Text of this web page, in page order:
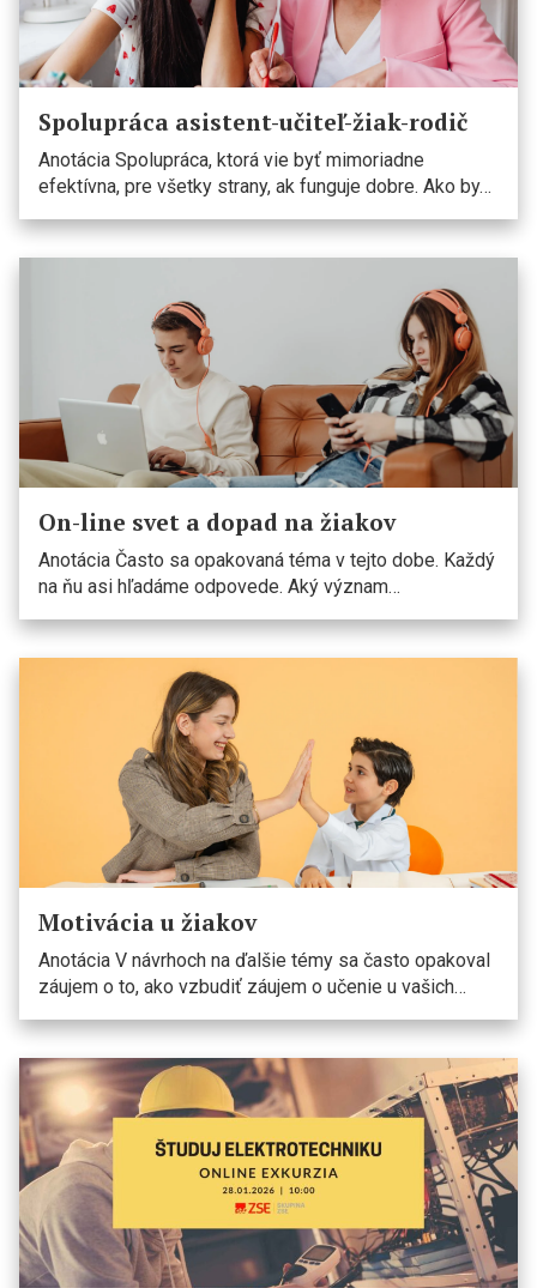
Spolupráca asistent-učiteľ-žiak-rodič
Anotácia Spolupráca, ktorá vie byť mimoriadne
efektívna, pre všetky strany, ak funguje dobre. Ako by…
On-line svet a dopad na žiakov
Anotácia Často sa opakovaná téma v tejto dobe. Každý
na ňu asi hľadáme odpovede. Aký význam…
Motivácia u žiakov
Anotácia V návrhoch na ďalšie témy sa často opakoval
záujem o to, ako vzbudiť záujem o učenie u vašich…